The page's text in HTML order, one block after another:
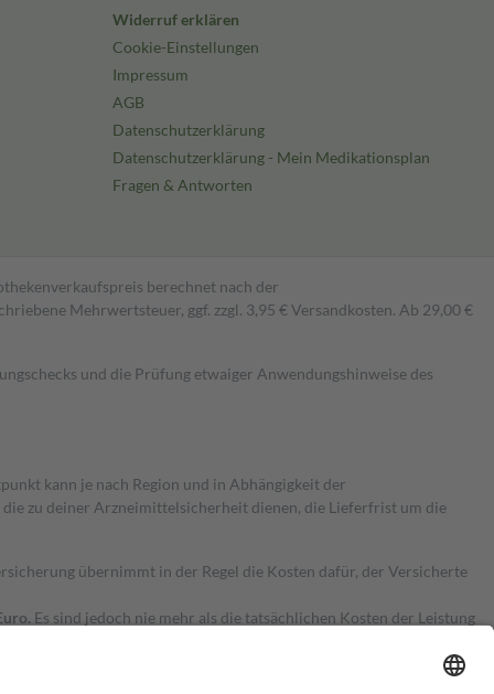
Widerruf erklären
Cookie-Einstellungen
Impressum
AGB
Datenschutzerklärung
Datenschutzerklärung - Mein Medikationsplan
Fragen & Antworten
berechnet nach der
Mehrwertsteuer, ggf. zzgl. 3,95 € Versandkosten. Ab 29,00 €
und die Prüfung etwaiger Anwendungshinweise des
kann je nach Region und in Abhängigkeit der
zu deiner Arzneimittelsicherheit dienen, die Lieferfrist um die
übernimmt in der Regel die Kosten dafür, der Versicherte
Es sind jedoch nie mehr als die tatsächlichen Kosten der Leistung